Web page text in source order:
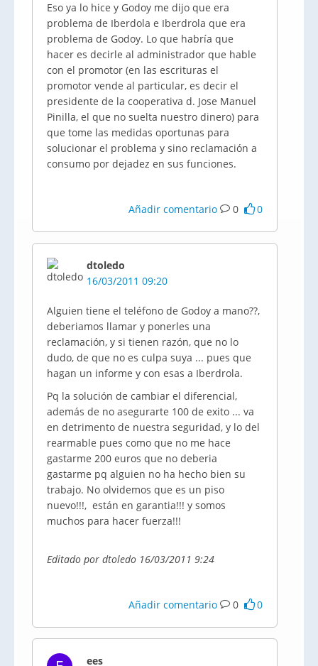
Eso ya lo hice y Godoy me dijo que era
problema de Iberdola e Iberdrola que era
problema de Godoy. Lo que habría que
hacer es decirle al administrador que hable
con el promotor (en las escrituras el
promotor vende al particular, es decir el
presidente de la cooperativa d. Jose Manuel
Pinilla, el que no suelta nuestro dinero) para
que tome las medidas oportunas para
solucionar el problema y sino reclamación a
consumo por dejadez en sus funciones.
Añadir comentario 0 0
dtoledo
16/03/2011 09:20
Alguien tiene el teléfono de Godoy a mano??,
deberiamos llamar y ponerles una
reclamación, y si tienen razón, que no lo
dudo, de que no es culpa suya ... pues que
hagan un informe y con esas a Iberdrola.
Pq la solución de cambiar el diferencial,
además de no asegurarte 100 de exito ... va
en detrimento de nuestra seguridad, y lo del
rearmable pues como que no me hace
gastarme 200 euros que no deberia
gastarme pq alguien no ha hecho bien su
trabajo. No olvidemos que es un piso
nuevo!!!, están en garantia!!! y somos
muchos para hacer fuerza!!!
Editado por dtoledo 16/03/2011 9:24
Añadir comentario 0 0
ees